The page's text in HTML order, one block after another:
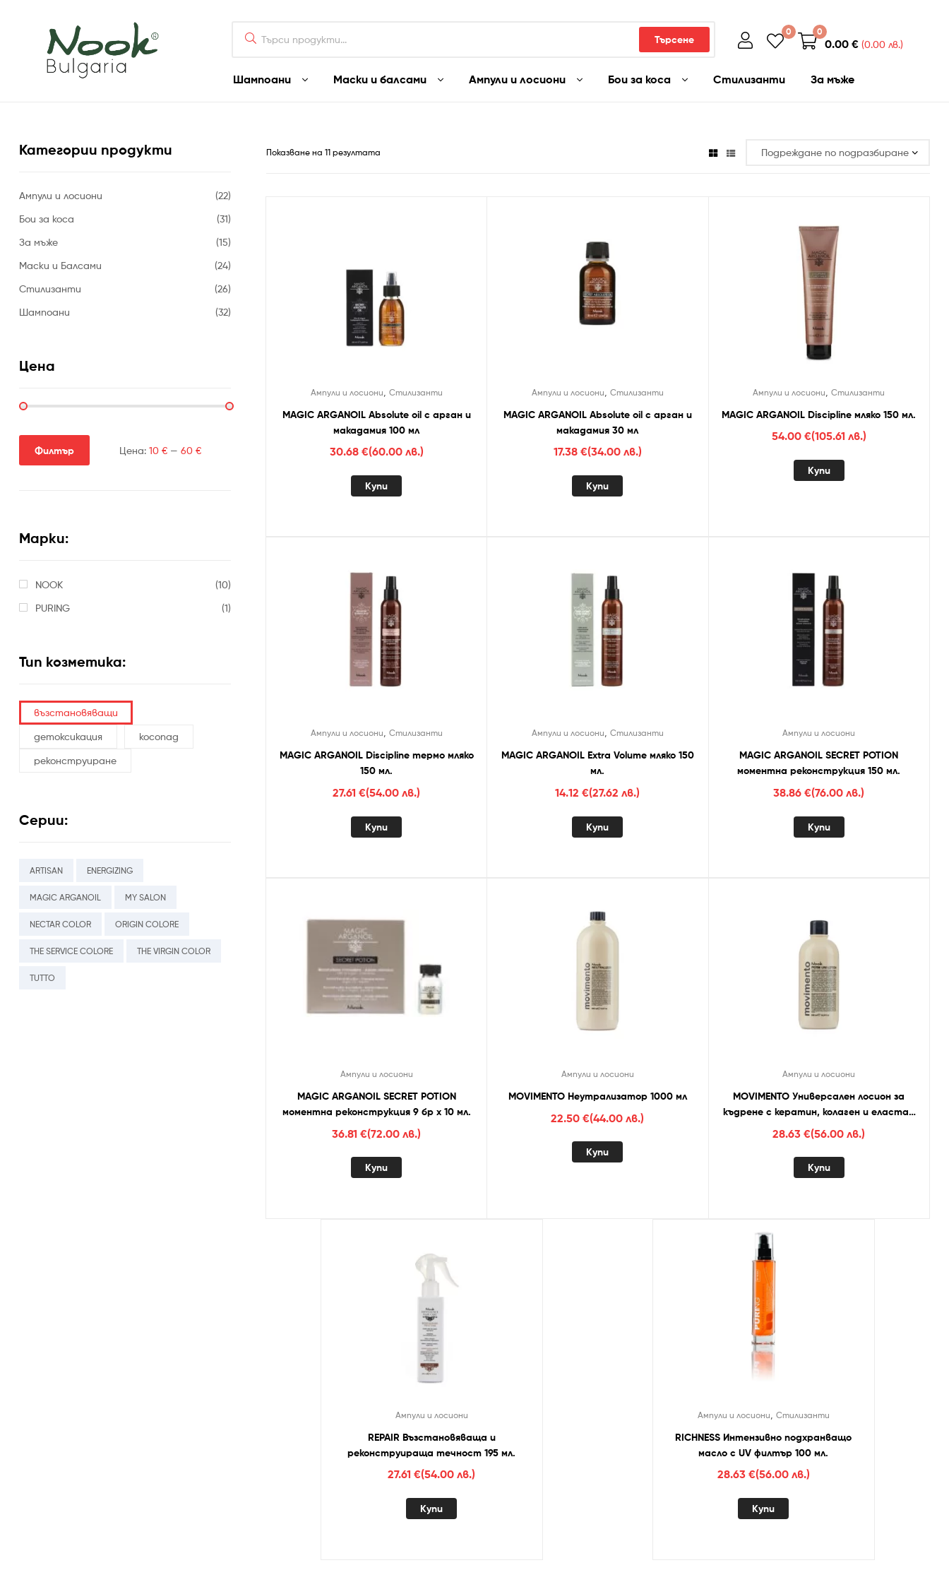
Официален
продукти
и
в
Търсене
0 0
0.00 € (0.00 лв.)
Шампоани Маски и балсами Ампули и лосиони Бои за коса Стилизанти За мъже
Bulgaria
Показване на 11 резултата
Ампули и лосиони Стилизанти
MAGIC ARGANOIL Absolute oil с арган и
макадамия 100 мл
30.68 €(60.00 лв.)
Купи
Ампули и лосиони Стилизанти
MAGIC ARGANOIL Absolute oil с арган и
макадамия 30 мл
17.38 €(34.00 лв.)
Купи
Ампули и лосиони ,Стилизанти
MAGIC ARGANOIL Discipline мляко 150 мл.
54.00 €(105.61 лв.)
Купи
Ампули и лосиони Стилизанти
MAGIC ARGANOIL Discipline термо мляко
150 мл.
27.61€(54.00 лв.)
Купи
Ампули и лосиони Стилизанти
MAGIC ARGANOIL Extra Volume мляко 150
мл.
14.12€(27.62 лв.)
Купи
Ампули и лосиони
MAGIC ARGANOIL SECRET POTION
моментна реконструкция 150 мл.
38.86€(76.00 лв.)
Купи
Ампули и лосиони
MAGIC ARGANOIL SECRET POTION
моментна реконструкция 9 бр х 10 мл.
36.81€(72.00 лв.)
Купи
Ампули и лосиони
MOVIMENTO Неутрализатор 1000 мл
22.50€(44.00 лв.)
Купи
Ампули и лосиони
MOVIMENTO Универсален лосион за
къдрене с кератин, колаген и еластан
500 мл
28.63€(56.00 лв.)
Купи
Ампули и лосиони
REPAIR Възстановяваща и
реконструираща течност 195 мл.
27.61€(54.00 лв.)
Купи
Ампули и лосиони Стилизанти
RICHNESS Интензивно подхранващо
масло с UV филтър 100 мл.
28.63 €(56.00 лв.)
Купи
Категории продукти
Ампули и лосиони
(22)
Бои за коса
(31)
За мъже
(15)
Маски и Балсами
(24)
Стилизанти
(26)
Шампоани
(32)
Цена
Филтър Цена: 10 €— 60 €
Марки:
NOOK
(10)
PURING
(1)
Тип козметика:
възстановяващи
детоксикация
косопад
реконструиране
Серии:
ARTISAN ENERGIZING
MAGIC ARGANOIL MY SALON
NECTAR COLOR ORIGIN COLORE
THE SERVICE COLORE THE VIRGIN COLOR
TUTTO